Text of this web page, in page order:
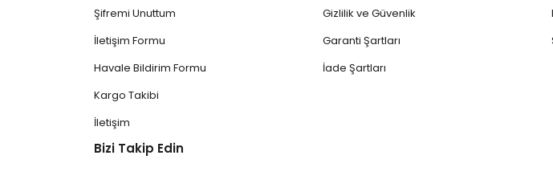
Şifremi Unuttum
İletişim Formu
Havale Bildirim Formu
Kargo Takibi
İletişim
Gizlilik ve Güvenlik
Garanti Şartları
İade Şartları
Bizi Takip Edin